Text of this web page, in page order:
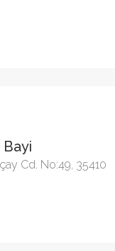
Bayi
Cd. No:49, 35410